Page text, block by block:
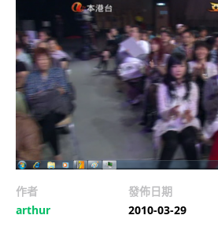
作者
arthur
發佈日期
2010-03-29